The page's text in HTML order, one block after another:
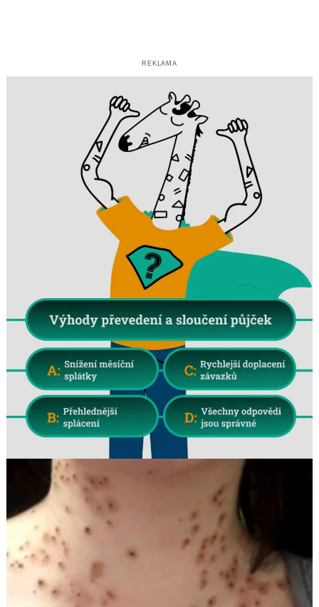
REKLAMA